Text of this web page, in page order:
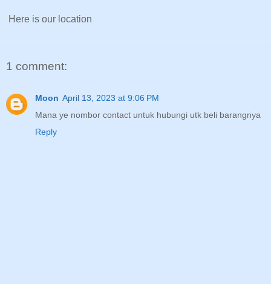
Here is our location
1 comment:
Moon April 13, 2023 at 9:06 PM
Mana ye nombor contact untuk hubungi utk beli barangnya
Reply